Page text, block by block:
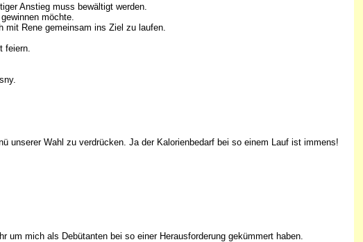
Anstieg muss bewältigt werden.
möchte.
mit Rene gemeinsam ins Ziel zu laufen.
feiern.
unserer Wahl zu verdrücken. Ja der Kalorienbedarf bei so einem Lauf ist immens!
mich als Debütanten bei so einer Herausforderung gekümmert haben.